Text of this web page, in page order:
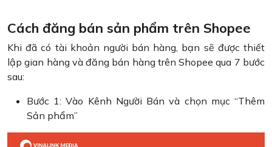
Cách đăng bán sản phẩm trên Shopee
Khi đã có tài khoản người bán hàng, bạn sẽ được thiết
lập gian hàng và đăng bán hàng trên Shopee qua 7 bước
sau:
Bước 1: Vào Kênh Người Bán và chọn mục “Thêm
Sản phẩm”